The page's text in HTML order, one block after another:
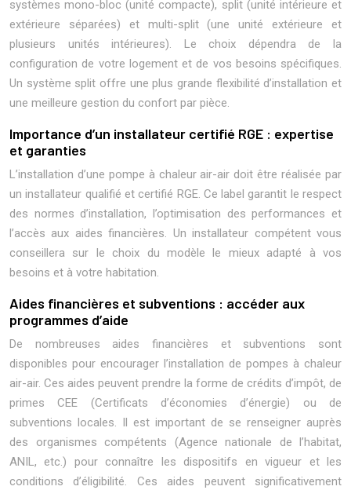
systèmes mono-bloc (unité compacte), split (unité intérieure et
extérieure séparées) et multi-split (une unité extérieure et
plusieurs unités intérieures). Le choix dépendra de la
configuration de votre logement et de vos besoins spécifiques.
Un système split offre une plus grande flexibilité d’installation et
une meilleure gestion du confort par pièce.
Importance d’un installateur certifié RGE : expertise
et garanties
L’installation d’une pompe à chaleur air-air doit être réalisée par
un installateur qualifié et certifié RGE. Ce label garantit le respect
des normes d’installation, l’optimisation des performances et
l’accès aux aides financières. Un installateur compétent vous
conseillera sur le choix du modèle le mieux adapté à vos
besoins et à votre habitation.
Aides financières et subventions : accéder aux
programmes d’aide
De nombreuses aides financières et subventions sont
disponibles pour encourager l’installation de pompes à chaleur
air-air. Ces aides peuvent prendre la forme de crédits d’impôt, de
primes CEE (Certificats d’économies d’énergie) ou de
subventions locales. Il est important de se renseigner auprès
des organismes compétents (Agence nationale de l’habitat,
ANIL, etc.) pour connaître les dispositifs en vigueur et les
conditions d’éligibilité. Ces aides peuvent significativement